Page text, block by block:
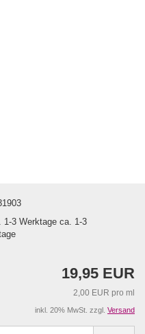
ca. 1-3
19,95 EUR
2,00 EUR pro ml
inkl. 20% MwSt. zzgl. Versand